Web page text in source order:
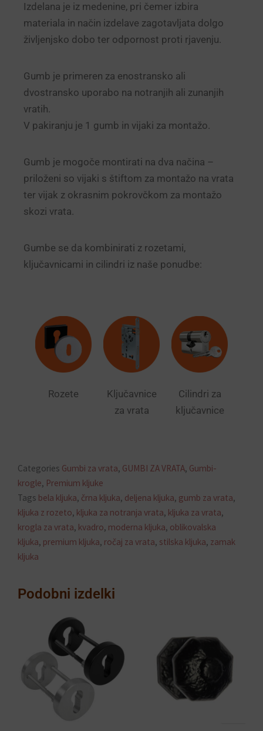
Izdelana je iz medenine, pri čemer izbira
materiala in način izdelave zagotavljata dolgo
življenjsko dobo ter odpornost proti rjavenju.
Gumb je primeren za enostransko ali
dvostransko uporabo na notranjih ali zunanjih
vratih.
V pakiranju je 1 gumb in vijaki za montažo.
Gumb je mogoče montirati na dva načina –
priloženi so vijaki s štiftom za montažo na vrata
ter vijak z okrasnim pokrovčkom za montažo
skozi vrata.
Gumbe se da kombinirati z rozetami,
ključavnicami in cilindri iz naše ponudbe:
Rozete
Ključavnice
za vrata
Cilindri za
ključavnice
Categories Gumbi za vrata, GUMBI ZA VRATA, Gumbi-
krogle, Premium kljuke
Tags bela kljuka, črna kljuka, deljena kljuka, gumb za vrata,
kljuka z rozeto, kljuka za notranja vrata, kljuka za vrata,
krogla za vrata, kvadro, moderna kljuka, oblikovalska
kljuka, premium kljuka, ročaj za vrata, stilska kljuka, zamak
kljuka
Podobni izdelki
izdelek
različic.